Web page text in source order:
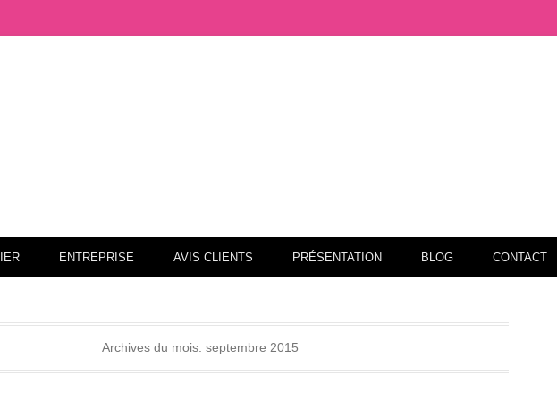
ENTREPRISE AVIS CLIENTS PRÉSENTATION BLOG CONTACT
Archives du mois: septembre 2015